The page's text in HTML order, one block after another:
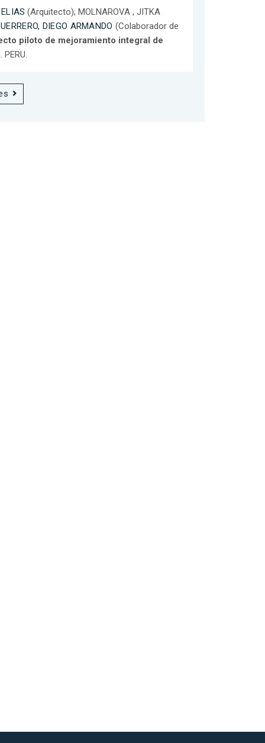
(Arquitecto); MOLNAROVA , JITKA
DIEGO ARMANDO (Colaborador de
piloto de mejoramiento integral de